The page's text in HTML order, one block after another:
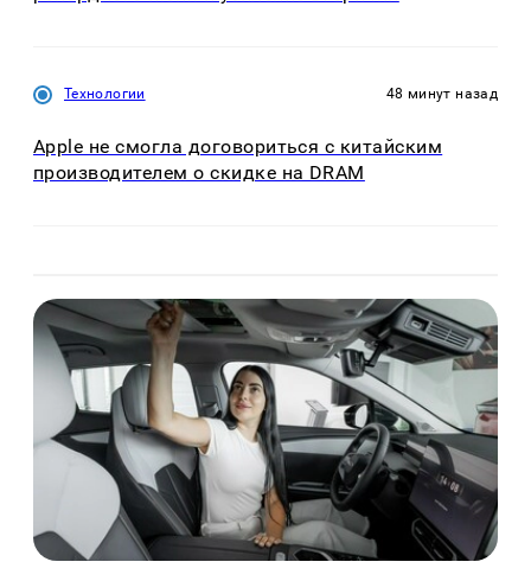
Технологии 48 минут назад
Apple не смогла договориться с китайским
производителем о скидке на DRAM